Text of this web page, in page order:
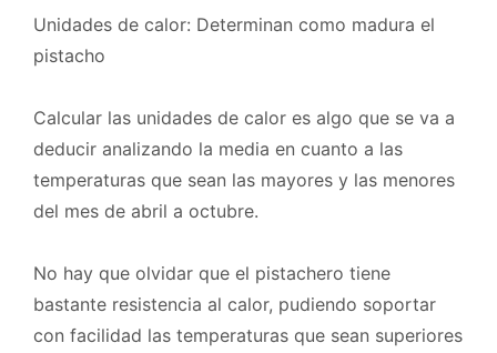
Unidades de calor: Determinan como madura el
pistacho
Calcular las unidades de calor es algo que se va a
deducir analizando la media en cuanto a las
temperaturas que sean las mayores y las menores
del mes de abril a octubre.
No hay que olvidar que el pistachero tiene
bastante resistencia al calor, pudiendo soportar
con facilidad las temperaturas que sean superiores